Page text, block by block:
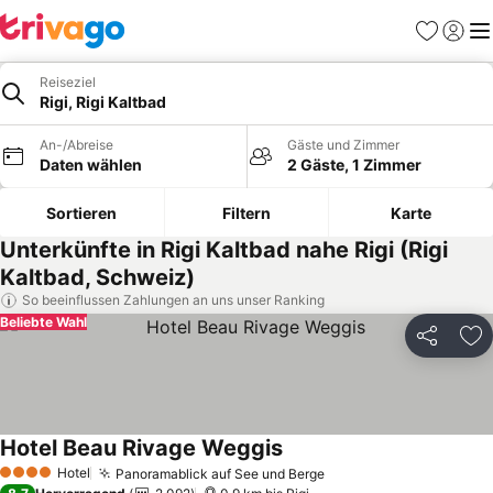
Favoriten
Reiseziel
Rigi, Rigi Kaltbad
An-/Abreise
Daten wählen
Gäste und Zimmer
2 Gäste, 1 Zimmer
Sortieren Filtern Karte
Unterkünfte in Rigi Kaltbad nahe Rigi (Rigi
Kaltbad, Schweiz)
So beeinflussen Zahlungen an uns unser Ranking
Teilen
Beliebte Wahl
4 Sterne Hotel Panoramablick auf See und Berge
Hotel Beau Rivage Weggis